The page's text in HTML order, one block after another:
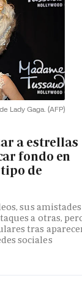
Lady Gaga. (AFP)
a estrellas
fondo en
de
sus amistades
a otras,
tras
sociales